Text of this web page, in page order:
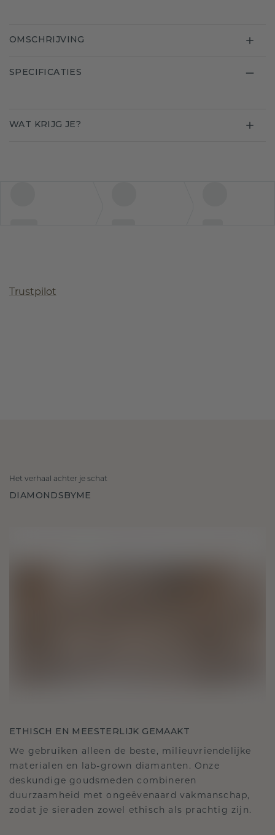
OMSCHRIJVING
SPECIFICATIES
WAT KRIJG JE?
Trustpilot
Het verhaal achter je schat
DIAMONDSBYME
ETHISCH EN MEESTERLIJK GEMAAKT
We gebruiken alleen de beste, milieuvriendelijke
materialen en lab-grown diamanten. Onze
deskundige goudsmeden combineren
duurzaamheid met ongeëvenaard vakmanschap,
zodat je sieraden zowel ethisch als prachtig zijn.